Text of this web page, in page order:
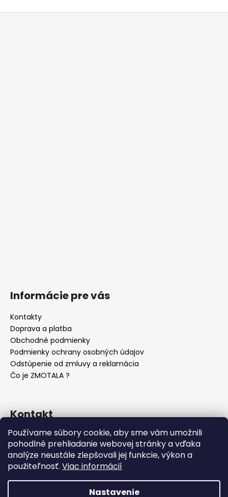
Používame súbory cookie, aby sme vám umožnili
pohodlné prehliadanie webovej stránky a vďaka
analýze neustále zlepšovali jej funkcie, výkon a
použiteľnosť. Viac informácií
Nastavenie
Z
Informácie pre vás
Kontakty
Doprava a platba
Obchodné podmienky
Podmienky ochrany osobných údajov
Odstúpenie od zmluvy a reklamácia
Čo je ZMOTALA ?
Kontakt
info@zmotala.sk
ZMOTALA
zmotala_official
@zmotala_official